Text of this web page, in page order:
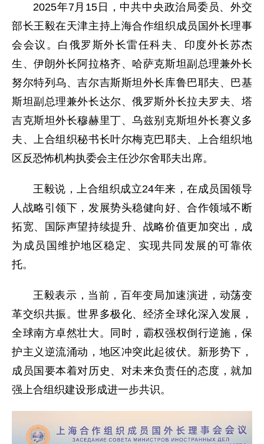
2025年7月15日，中共中央政治局委员、外交
部长王毅在天津主持上海合作组织成员国外长理事
会会议。白俄罗斯外长雷任科夫、印度外长苏杰
生、伊朗外长阿拉格齐、哈萨克斯坦副总理兼外长
努尔特列乌、吉尔吉斯斯坦外长库鲁巴耶夫、巴基
斯坦副总理兼外长达尔、俄罗斯外长拉夫罗夫、塔
吉克斯坦外长穆赫里丁、乌兹别克斯坦外长赛义多
夫、上合组织秘书长叶尔梅克巴耶夫、上合组织地
区反恐怖机构执委会主任沙尔舍耶夫出席。
王毅说，上合组织成立24年来，在成员国领导
人战略引领下，发展势头稳健向好、合作领域不断
拓宽、国际声望持续提升、战略价值更加突出，成
为成员国维护地区稳定、实现共同发展的可靠依
托。
王毅表示，当前，百年变局加速演进，动荡变
革交织共振。世界多极化、经济全球化深入发展，
全球南方卓然壮大。同时，霸权强权倒行逆施，保
护主义逆流涌动，地区冲突此起彼伏。新形势下，
成员国要本着对历史、对未来负责任的态度，就加
强上合组织建设形成进一步共识。